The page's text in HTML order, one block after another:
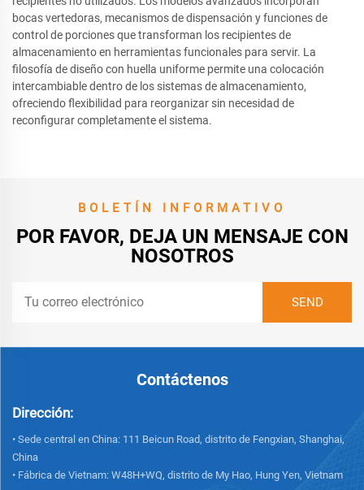
bocas vertedoras, mecanismos de dispensación y funciones de
control de porciones que transforman los recipientes de
almacenamiento en herramientas funcionales para servir. La
filosofía de diseño con huella uniforme permite una colocación
intercambiable dentro de los sistemas de almacenamiento,
ofreciendo flexibilidad para reorganizar sin necesidad de
reconfigurar completamente el sistema.
BOLETÍN INFORMATIVO
POR FAVOR, DEJA UN MENSAJE CON
NOSOTROS
Contáctenos
Dirección:
• Sede central en China: 111 Beicun Road, distrito de Fengxian, Shanghai,
China
• Fábrica de Vietnam: W48H+WQ, distrito de My Hao, Hung Yen, Vietnam